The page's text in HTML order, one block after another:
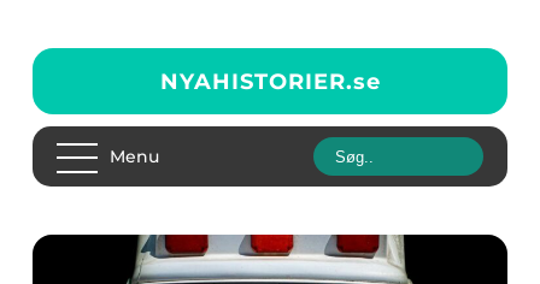
NYAHISTORIER.se
Menu